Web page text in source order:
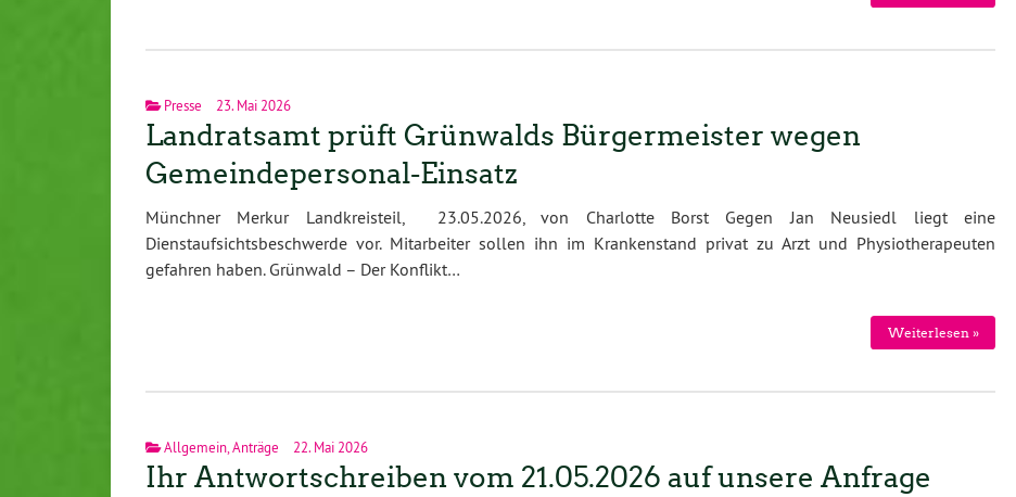
Presse 23. Mai 2026
Landratsamt prüft Grünwalds Bürgermeister wegen
Gemeindepersonal-Einsatz
Münchner Merkur Landkreisteil, 23.05.2026, von Charlotte Borst Gegen Jan Neusiedl liegt eine
Dienstaufsichtsbeschwerde vor. Mitarbeiter sollen ihn im Krankenstand privat zu Arzt und Physiotherapeuten
gefahren haben. Grünwald – Der Konflikt…
Weiterlesen »
Allgemein,Anträge 22. Mai 2026
Ihr Antwortschreiben vom 21.05.2026 auf unsere Anfrage